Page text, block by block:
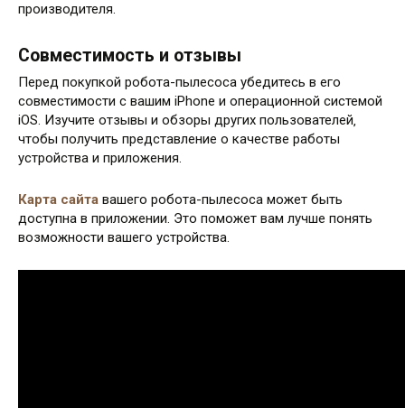
производителя.
Совместимость и отзывы
Перед покупкой робота-пылесоса убедитесь в его
совместимости с вашим iPhone и операционной системой
iOS. Изучите отзывы и обзоры других пользователей‚
чтобы получить представление о качестве работы
устройства и приложения.
Карта сайта вашего робота-пылесоса может быть
доступна в приложении. Это поможет вам лучше понять
возможности вашего устройства.